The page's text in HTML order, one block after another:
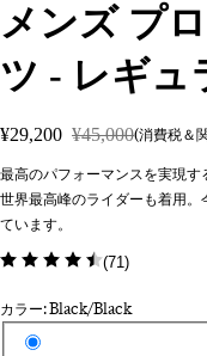
メンズ プ
ツ - レギュ
¥29,200 ¥45,000(消費税＆
最高のパフォーマンスを実現す
世界最高峰のライダーも着用
ています。
(71)
カラー: Black/Black
カラーを選択